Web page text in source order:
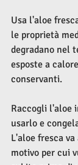
Usa l'aloe
le proprietà
degradano nel
esposte a
conservanti.
Raccogli l'aloe
usarlo e
L'aloe fresca
motivo per cui